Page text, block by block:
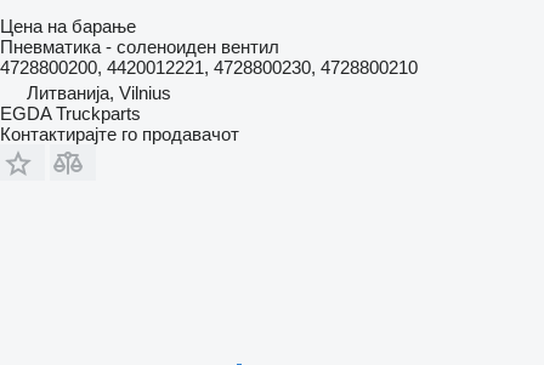
Цена на барање
Пневматика - соленоиден вентил
4728800200, 4420012221, 4728800230, 4728800210
Литванија, Vilnius
EGDA Truckparts
Контактирајте го продавачот